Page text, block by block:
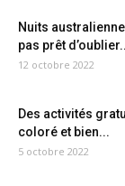
Nuits
pas prêt
12 octobre 2022
Des activités
coloré et bien...
5 octobre 2022